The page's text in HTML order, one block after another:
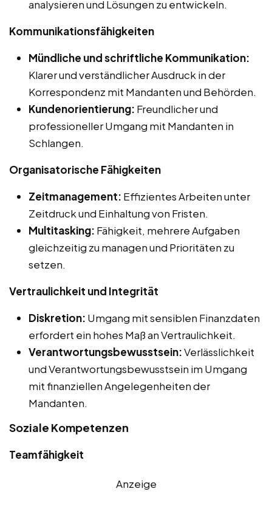
analysieren und Lösungen zu entwickeln.
Kommunikationsfähigkeiten
Mündliche und schriftliche Kommunikation:
Klarer und verständlicher Ausdruck in der
Korrespondenz mit Mandanten und Behörden.
Kundenorientierung: Freundlicher und
professioneller Umgang mit Mandanten in
Schlangen.
Organisatorische Fähigkeiten
Zeitmanagement: Effizientes Arbeiten unter
Zeitdruck und Einhaltung von Fristen.
Multitasking: Fähigkeit, mehrere Aufgaben
gleichzeitig zu managen und Prioritäten zu
setzen.
Vertraulichkeit und Integrität
Diskretion: Umgang mit sensiblen Finanzdaten
erfordert ein hohes Maß an Vertraulichkeit.
Verantwortungsbewusstsein:Verlässlichkeit
und Verantwortungsbewusstsein im Umgang
mit finanziellen Angelegenheiten der
Mandanten.
Soziale Kompetenzen
Teamfähigkeit
Anzeige